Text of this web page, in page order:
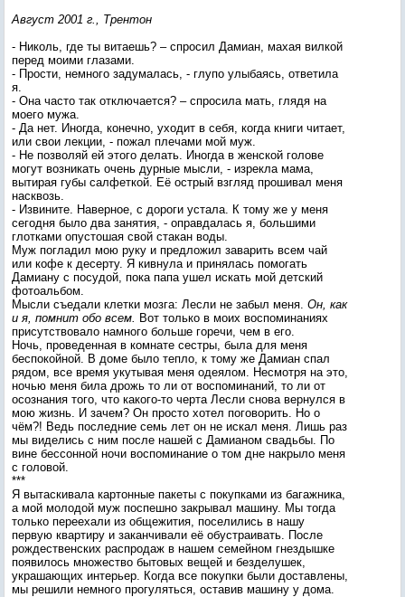
Август 2001 г., Трентон
- Николь, где ты витаешь? – спросил Дамиан, махая вилкой
перед моими глазами.
- Прости, немного задумалась, - глупо улыбаясь, ответила
я.
- Она часто так отключается? – спросила мать, глядя на
моего мужа.
- Да нет. Иногда, конечно, уходит в себя, когда книги читает,
или свои лекции, - пожал плечами мой муж.
- Не позволяй ей этого делать. Иногда в женской голове
могут возникать очень дурные мысли, - изрекла мама,
вытирая губы салфеткой. Её острый взгляд прошивал меня
насквозь.
- Извините. Наверное, с дороги устала. К тому же у меня
сегодня было два занятия, - оправдалась я, большими
глотками опустошая свой стакан воды.
Муж погладил мою руку и предложил заварить всем чай
или кофе к десерту. Я кивнула и принялась помогать
Дамиану с посудой, пока папа ушел искать мой детский
фотоальбом.
Мысли съедали клетки мозга: Лесли не забыл меня. Он, как
и я, помнит обо всем. Вот только в моих воспоминаниях
присутствовало намного больше горечи, чем в его.
Ночь, проведенная в комнате сестры, была для меня
беспокойной. В доме было тепло, к тому же Дамиан спал
рядом, все время укутывая меня одеялом. Несмотря на это,
ночью меня била дрожь то ли от воспоминаний, то ли от
осознания того, что какого-то черта Лесли снова вернулся в
мою жизнь. И зачем? Он просто хотел поговорить. Но о
чём?! Ведь последние семь лет он не искал меня. Лишь раз
мы виделись с ним после нашей с Дамианом свадьбы. По
вине бессонной ночи воспоминание о том дне накрыло меня
с головой.
***
Я вытаскивала картонные пакеты с покупками из багажника,
а мой молодой муж поспешно закрывал машину. Мы тогда
только переехали из общежития, поселились в нашу
первую квартиру и заканчивали её обустраивать. После
рождественских распродаж в нашем семейном гнездышке
появилось множество бытовых вещей и безделушек,
украшающих интерьер. Когда все покупки были доставлены,
мы решили немного прогуляться, оставив машину у дома.